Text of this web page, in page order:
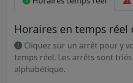
Horaires en temps réel
Cliquez sur un arrêt pour y
temps réel. Les arrêts sont
alphabétique.